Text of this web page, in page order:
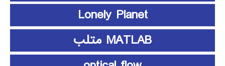
Lonely Planet
MATLAB متلب